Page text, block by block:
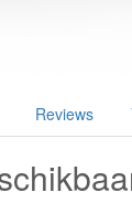
Reviews